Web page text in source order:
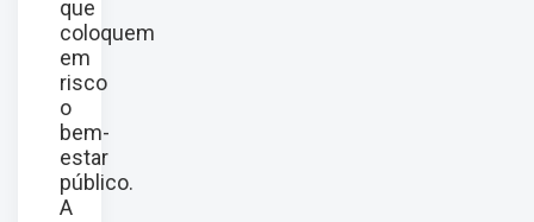
que
coloquem
em
risco
o
bem-
estar
público.
A